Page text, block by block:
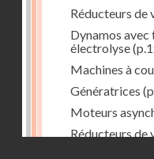
Réducteurs de
Dynamos avec
électrolyse
Machines à
Génératrices
Moteurs
Réducteurs de